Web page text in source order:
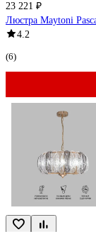
23 221 ₽
Люстра Maytoni
4.2
(6)